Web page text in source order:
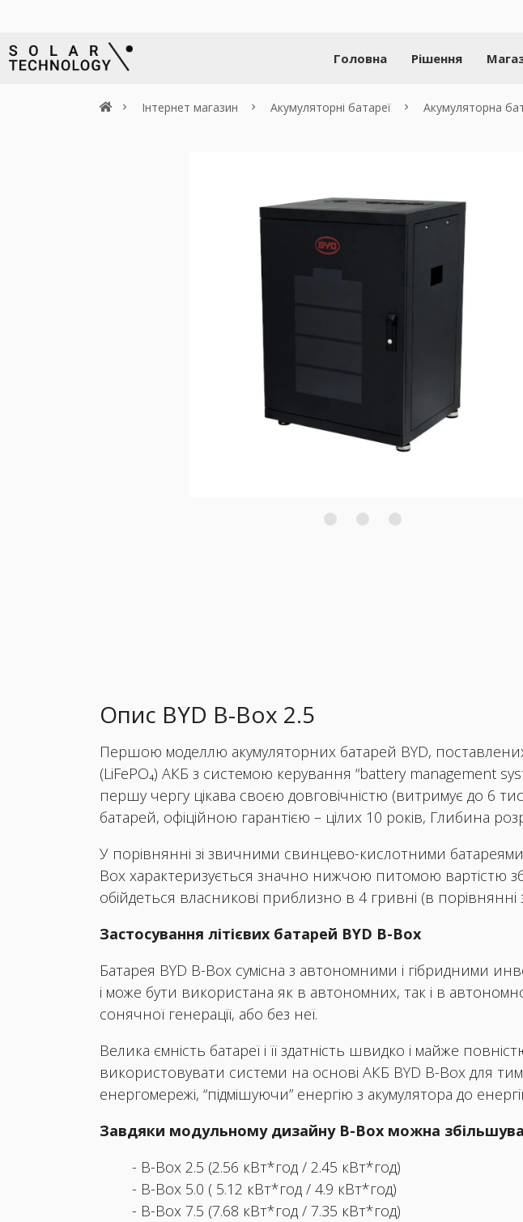
Головна Рішення
Інтернет магазин Акумуляторні батареї Акумуляторна
Опис BYD B-Box 2.5
Першою моделлю акумуляторних батарей BYD, поставлених
(LiFePO₄) АКБ з системою керування “battery management
першу чергу цікава своєю довговічністю (витримує до 6
батарей, офіційною гарантією – цілих 10 років, Глибина
У порівнянні зі звичними свинцево-кислотними
Box характеризується значно нижчою питомою вартістю
обійдеться власникові приблизно в 4 гривні (в
Застосування літієвих батарей BYD B-Box
Батарея BYD B-Box сумісна з автономними і гібридними
і може бути використана як в автономних, так і в
сонячної генерації, або без неї.
Велика ємність батареї і її здатність швидко і майже
використовувати системи на основі АКБ BYD B-Box для
енергомережі, “підмішуючи” енергію з акумулятора до
Завдяки модульному дизайну B-Box можна
- B-Box 2.5 (2.56 кВт*год / 2.45 кВт*год)
- B-Box 5.0 ( 5.12 кВт*год / 4.9 кВт*год)
- B-Box 7.5 (7.68 кВт*год / 7.35 кВт*год)